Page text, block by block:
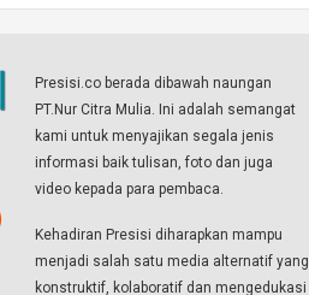
Presisi.co berada dibawah naungan
PT.Nur Citra Mulia. Ini adalah semangat
kami untuk menyajikan segala jenis
informasi baik tulisan, foto dan juga
video kepada para pembaca.
Kehadiran Presisi diharapkan mampu
menjadi salah satu media alternatif yang
konstruktif, kolaboratif dan mengedukasi